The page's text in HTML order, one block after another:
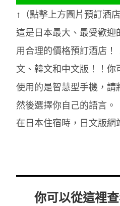
↑（點擊上方圖片預訂酒店
這是日本最大、最受歡迎
用合理的價格預訂酒店
文、韓文和中文版！！
使用的是智慧型手機，請
然後選擇你自己的語言。
在日本住宿時，日文版網
你可以從這裡